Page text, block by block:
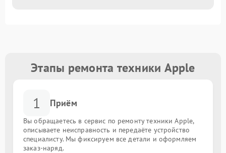
Этапы ремонта техники Apple
1 Приём
Вы обращаетесь в сервис по ремонту техники Apple,
описываете неисправность и передаёте устройство
специалисту. Мы фиксируем все детали и оформляем
заказ-наряд.